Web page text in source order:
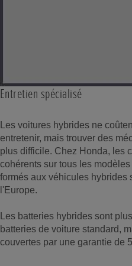
Entretien spécialisé
Les voitures hybrides ne
entretenir, mais trouver des
plus difficile. Chez Honda, les
cohérents sur tous les
formés aux véhicules hybrides
l'Europe.
Les batteries hybrides sont
batteries de voiture standard,
couvertes par une garantie de